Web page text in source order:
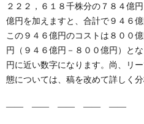
２２２，６１８千株分の７８４億
億円を加えますと、合計で９４６億
この９４６億円のコストは８００
円（９４６億円－８００億円）と
円に近い数字になります。尚、リ
態については、稿を改めて詳しく分
―― ―― ―― ―― ――